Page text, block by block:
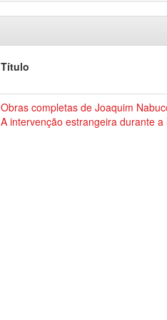
Título
Obras completas de Joaquim
A intervenção estrangeira durante a